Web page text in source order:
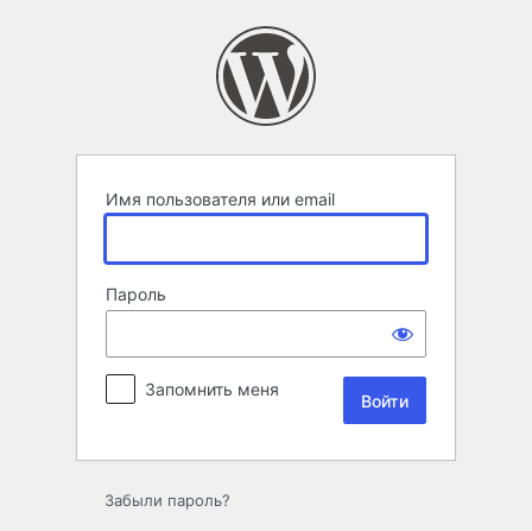
Имя пользователя или email
Пароль
Запомнить меня
Забыли пароль?